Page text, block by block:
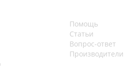
Помощь
Статьи
Вопрос-ответ
Производители